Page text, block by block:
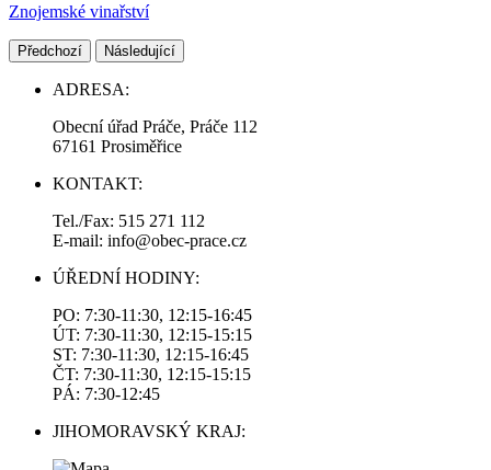
Znojemské vinařství
Předchozí Následující
ADRESA:
Obecní úřad Práče, Práče 112
67161 Prosiměřice
KONTAKT:
Tel./Fax: 515 271 112
E-mail: info@obec-prace.cz
ÚŘEDNÍ HODINY:
PO: 7:30-11:30, 12:15-16:45
ÚT: 7:30-11:30, 12:15-15:15
ST: 7:30-11:30, 12:15-16:45
ČT: 7:30-11:30, 12:15-15:15
PÁ: 7:30-12:45
JIHOMORAVSKÝ KRAJ: